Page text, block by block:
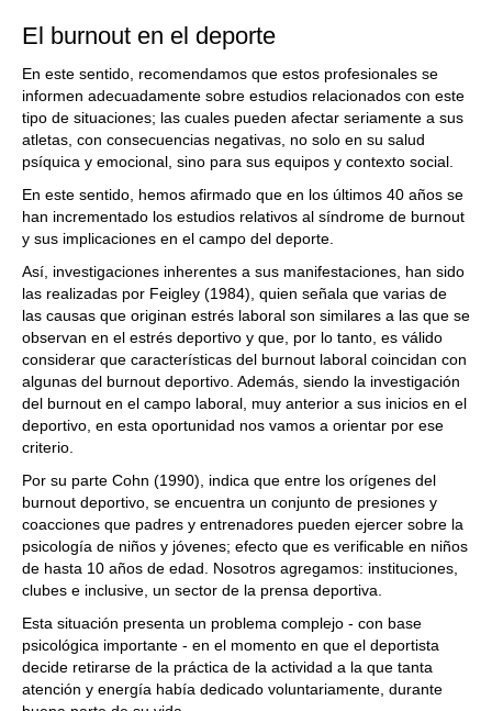
El burnout en el deporte
En este sentido, recomendamos que estos profesionales se
informen adecuadamente sobre estudios relacionados con este
tipo de situaciones; las cuales pueden afectar seriamente a sus
atletas, con consecuencias negativas, no solo en su salud
psíquica y emocional, sino para sus equipos y contexto social.
En este sentido, hemos afirmado que en los últimos 40 años se
han incrementado los estudios relativos al síndrome de burnout
y sus implicaciones en el campo del deporte.
Así, investigaciones inherentes a sus manifestaciones, han sido
las realizadas por Feigley (1984), quien señala que varias de
las causas que originan estrés laboral son similares a las que se
observan en el estrés deportivo y que, por lo tanto, es válido
considerar que características del burnout laboral coincidan con
algunas del burnout deportivo. Además, siendo la investigación
del burnout en el campo laboral, muy anterior a sus inicios en el
deportivo, en esta oportunidad nos vamos a orientar por ese
criterio.
Por su parte Cohn (1990), indica que entre los orígenes del
burnout deportivo, se encuentra un conjunto de presiones y
coacciones que padres y entrenadores pueden ejercer sobre la
psicología de niños y jóvenes; efecto que es verificable en niños
de hasta 10 años de edad. Nosotros agregamos: instituciones,
clubes e inclusive, un sector de la prensa deportiva.
Esta situación presenta un problema complejo - con base
psicológica importante - en el momento en que el deportista
decide retirarse de la práctica de la actividad a la que tanta
atención y energía había dedicado voluntariamente, durante